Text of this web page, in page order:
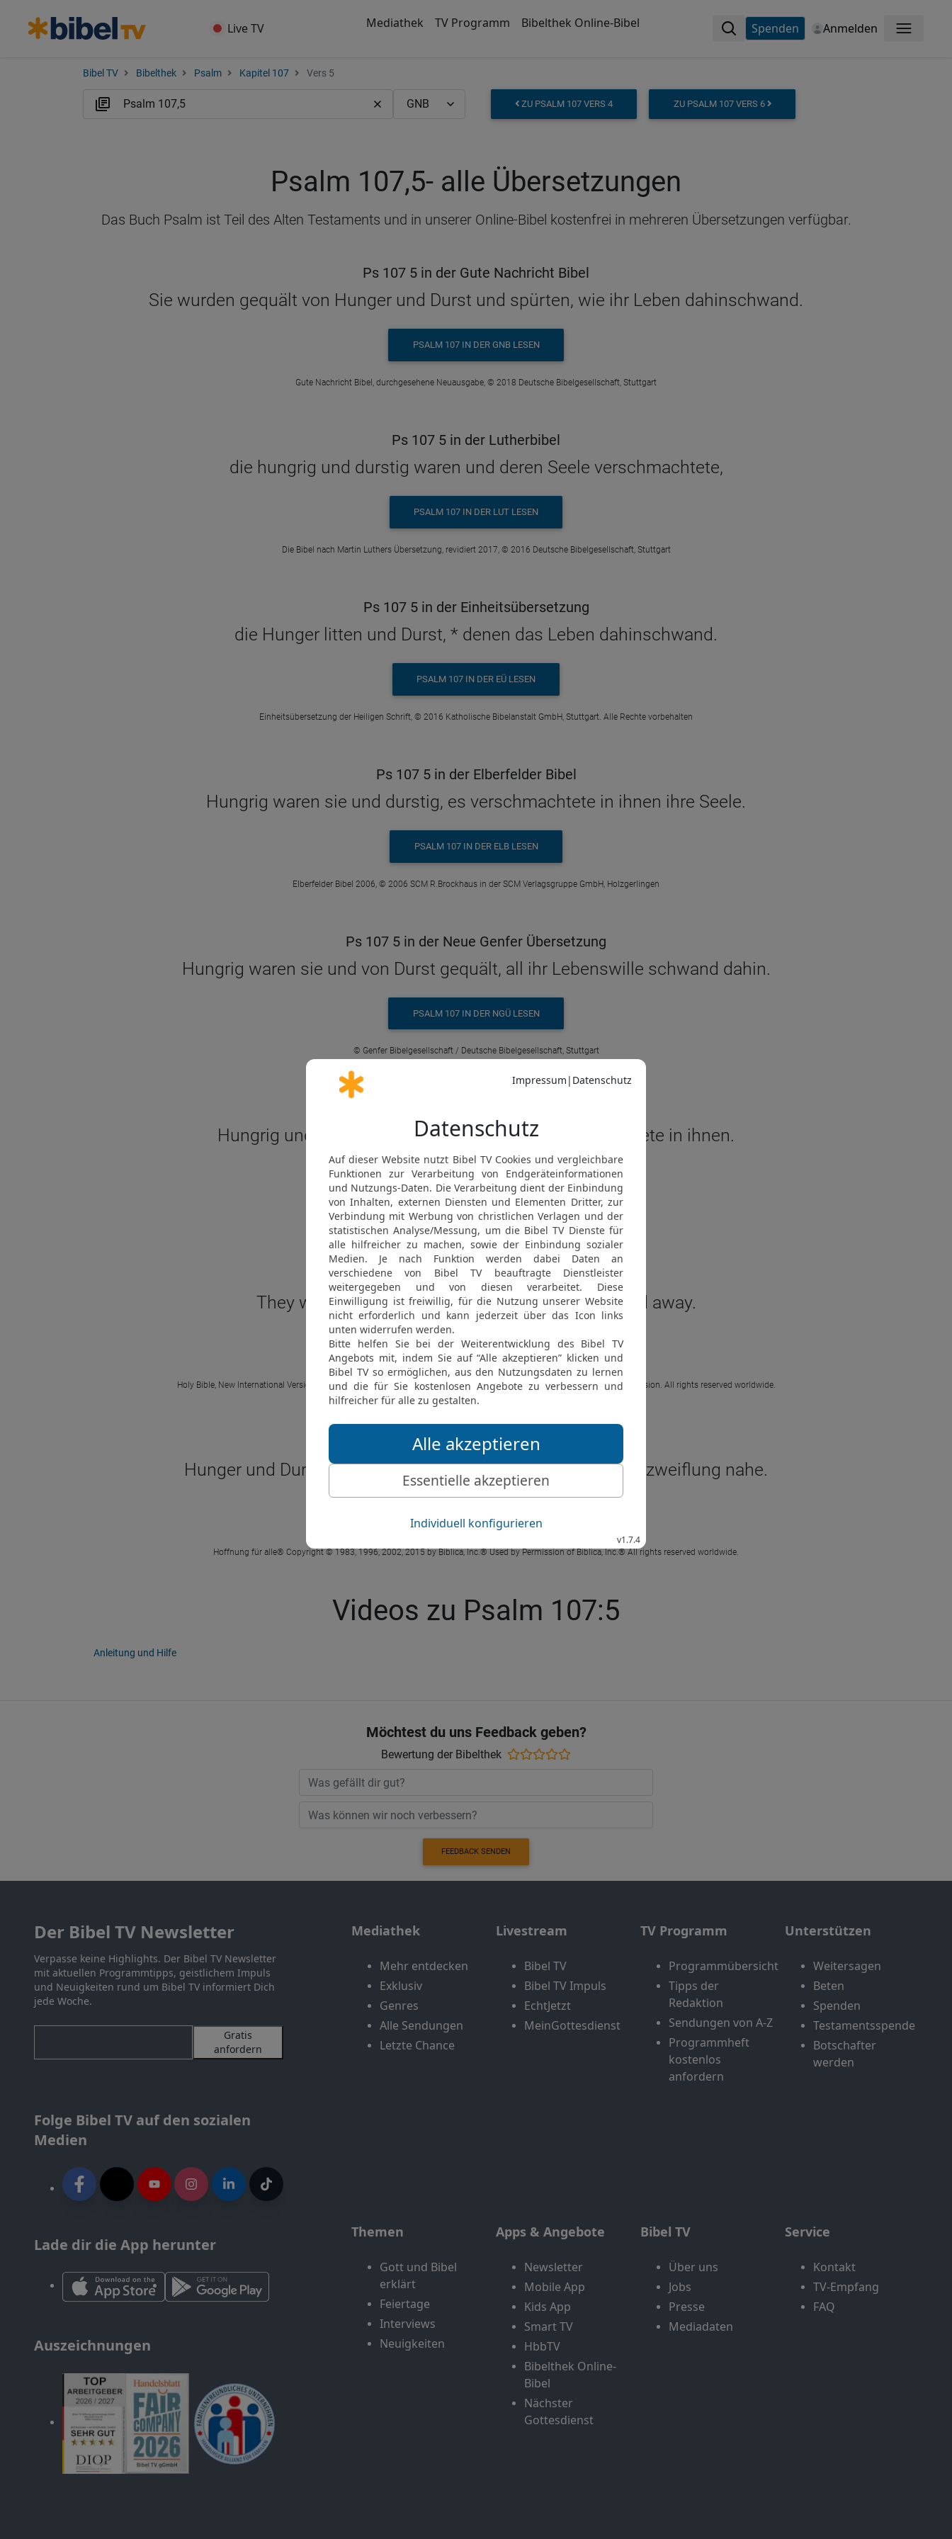
Live TV Mediathek TV Programm Bibelthek Online-Bibel Spenden Anmelden Menü
Bibel TV Bibelthek Psalm Kapitel 107 Vers 5
ZU PSALM 107 VERS 4 ZU PSALM 107 VERS 6
Psalm 107,5- alle Übersetzungen
Das Buch Psalm ist Teil des Alten Testaments und in unserer Online-Bibel kostenfrei in mehreren Übersetzungen verfügbar.
Ps 107 5 in der Gute Nachricht Bibel
Sie wurden gequält von Hunger und Durst und spürten, wie ihr Leben dahinschwand.
PSALM 107 IN DER GNB LESEN
Gute Nachricht Bibel, durchgesehene Neuausgabe, © 2018 Deutsche Bibelgesellschaft, Stuttgart
Ps 107 5 in der Lutherbibel
die hungrig und durstig waren und deren Seele verschmachtete,
PSALM 107 IN DER LUT LESEN
Die Bibel nach Martin Luthers Übersetzung, revidiert 2017, © 2016 Deutsche Bibelgesellschaft, Stuttgart
Ps 107 5 in der Einheitsübersetzung
die Hunger litten und Durst, * denen das Leben dahinschwand.
PSALM 107 IN DER EÜ LESEN
Einheitsübersetzung der Heiligen Schrift, © 2016 Katholische Bibelanstalt GmbH, Stuttgart. Alle Rechte vorbehalten
Ps 107 5 in der Elberfelder Bibel
Hungrig waren sie und durstig, es verschmachtete in ihnen ihre Seele.
PSALM 107 IN DER ELB LESEN
Elberfelder Bibel 2006, © 2006 SCM R.Brockhaus in der SCM Verlagsgruppe GmbH, Holzgerlingen
Ps 107 5 in der Neue Genfer Übersetzung
Hungrig waren sie und von Durst gequält, all ihr Lebenswille schwand dahin.
PSALM 107 IN DER NGÜ LESEN
© Genfer Bibelgesellschaft / Deutsche Bibelgesellschaft, Stuttgart
Hungrig und durstig waren sie, ihre Seele verschmachtete in ihnen.
PSALM 107 IN DER SLT LESEN
© 2000 Genfer Bibelgesellschaft
Ps 107 5 in der New International Version
They were hungry and thirsty, and their lives ebbed away.
PSALM 107 IN DER NIV LESEN
Holy Bible, New International Version ® (Anglicised), NIV TM Copyright © 1979, 1984, 2011 by Biblica, Inc. Used with permission. All rights reserved worldwide.
Ps 107 5 in der Hoffnung für Alle
Hunger und Durst raubten ihnen alle Kraft, sie waren der Verzweiflung nahe.
Hoffnung für alle® Copyright © 1983, 1996, 2002, 2015 by Biblica, Inc.® Used by Permission of Biblica, Inc.® All rights reserved worldwide.
Videos zu Psalm 107:5
Anleitung und Hilfe
Möchtest du uns Feedback geben?
Bewertung der Bibelthek
FEEDBACK SENDEN
Der Bibel TV Newsletter
Verpasse keine Highlights. Der Bibel TV Newsletter
mit aktuellen Programmtipps, geistlichem Impuls
und Neuigkeiten rund um Bibel TV informiert Dich
jede Woche.
Gratis
anfordern
Folge Bibel TV auf den sozialen
Medien
Lade dir die App herunter
Auszeichnungen
Mediathek
Mehr entdecken
Exklusiv
Genres
Alle Sendungen
Letzte Chance
Livestream
Bibel TV
Bibel TV Impuls
EchtJetzt
MeinGottesdienst
TV Programm
Programmübersicht
Tipps der
Redaktion
Sendungen von A-Z
Programmheft
kostenlos
anfordern
Unterstützen
Weitersagen
Beten
Spenden
Testamentsspende
Botschafter
werden
Themen
Gott und Bibel
erklärt
Feiertage
Interviews
Neuigkeiten
Apps & Angebote
Newsletter
Mobile App
Kids App
Smart TV
HbbTV
Bibelthek Online-
Bibel
Nächster
Gottesdienst
Bibel TV
Über uns
Jobs
Presse
Mediadaten
Service
Kontakt
TV-Empfang
FAQ